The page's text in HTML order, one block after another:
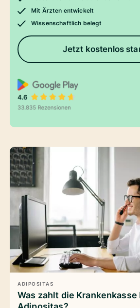
Mit Ärzten entwickelt
Wissenschaftlich belegt
Jetzt kostenlos
ADIPOSITAS
Was zahlt die Krankenkasse